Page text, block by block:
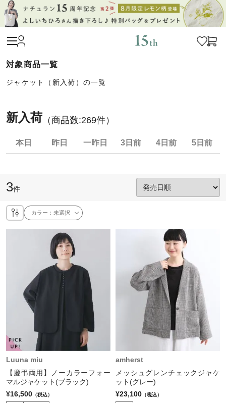
ジャケット（新入荷）の一覧
新入荷 （商品数:269件）
本日 昨日 一昨日 3日前 4日前 5日前
3件
カラー：未選択
Luuna miu
【慶弔両用】ノーカラーフォー
マルジャケット(ブラック)
¥16,500 （税込）
amherst
メッシュグレンチェックジャケ
ット(グレー)
¥23,100 （税込）